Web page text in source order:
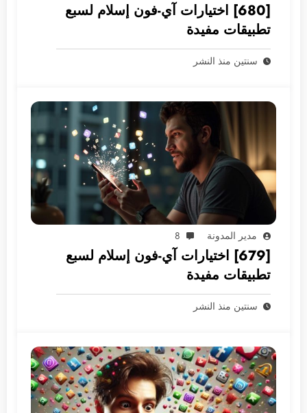
[680] اختيارات آي-فون إسلام لسبع
تطبيقات مفيدة
سنتين منذ النشر
مدير المدونة 8
[679] اختيارات آي-فون إسلام لسبع
تطبيقات مفيدة
سنتين منذ النشر